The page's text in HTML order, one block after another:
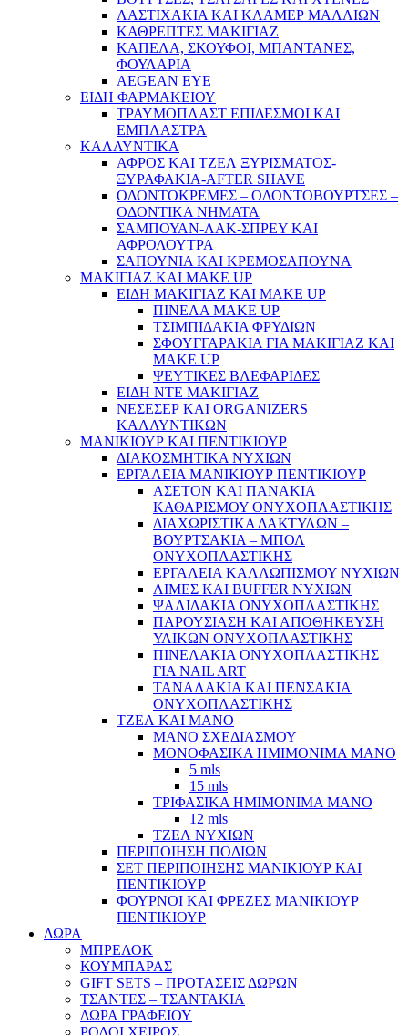
ΛΑΣΤΙΧΑΚΙΑ ΚΑΙ ΚΛΑΜΕΡ ΜΑΛΛΙΩΝ
ΚΑΘΡΕΠΤΕΣ ΜΑΚΙΓΙΑΖ
ΚΑΠΕΛΑ, ΣΚΟΥΦΟΙ, ΜΠΑΝΤΑΝΕΣ,
ΦΟΥΛΑΡΙΑ
AEGEAN EYE
ΕΙΔΗ ΦΑΡΜΑΚΕΙΟΥ
ΤΡΑΥΜΟΠΛΑΣΤ ΕΠΙΔΕΣΜΟΙ ΚΑΙ
ΕΜΠΛΑΣΤΡΑ
ΚΑΛΛΥΝΤΙΚΑ
ΑΦΡΟΣ ΚΑΙ ΤΖΕΛ ΞΥΡΙΣΜΑΤΟΣ-
ΞΥΡΑΦΑΚΙΑ-AFTER SHAVE
ΟΔΟΝΤΟΚΡΕΜΕΣ – ΟΔΟΝΤΟΒΟΥΡΤΣΕΣ –
ΟΔΟΝΤΙΚΑ ΝΗΜΑΤΑ
ΣΑΜΠΟΥΑΝ-ΛΑΚ-ΣΠΡΕΥ ΚΑΙ
ΑΦΡΟΛΟΥΤΡΑ
ΣΑΠΟΥΝΙΑ ΚΑΙ ΚΡΕΜΟΣΑΠΟΥΝΑ
ΜΑΚΙΓΙΑΖ ΚΑΙ MAKE UP
ΕΙΔΗ ΜΑΚΙΓΙΑΖ ΚΑΙ MAKE UP
ΠΙΝΕΛΑ MAKE UP
ΤΣΙΜΠΙΔΑΚΙΑ ΦΡΥΔΙΩΝ
ΣΦΟΥΓΓΑΡΑΚΙΑ ΓΙΑ ΜΑΚΙΓΙΑZ ΚΑΙ
MAKE UP
ΨΕΥΤΙΚΕΣ ΒΛΕΦΑΡΙΔΕΣ
ΕΙΔΗ ΝΤΕ ΜΑΚΙΓΙΑΖ
ΝΕΣΕΣΕΡ ΚΑΙ ORGANIZERS
ΚΑΛΛΥΝΤΙΚΩΝ
ΜΑΝΙΚΙΟΥΡ ΚΑΙ ΠΕΝΤΙΚΙΟΥΡ
ΔΙΑΚΟΣΜΗΤΙΚΑ ΝΥΧΙΩΝ
ΕΡΓΑΛΕΙΑ ΜΑΝΙΚΙΟΥΡ ΠΕΝΤΙΚΙΟΥΡ
ΑΣΕΤΟΝ ΚΑΙ ΠΑΝΑΚΙΑ
ΚΑΘΑΡΙΣΜΟΥ ΟΝΥΧΟΠΛΑΣΤΙΚΗΣ
ΔΙΑΧΩΡΙΣΤΙΚΑ ΔΑΚΤΥΛΩΝ –
ΒΟΥΡΤΣΑΚΙΑ – ΜΠΟΛ
ΟΝΥΧΟΠΛΑΣΤΙΚΗΣ
ΕΡΓΑΛΕΙΑ ΚΑΛΛΩΠΙΣΜΟΥ ΝΥΧΙΩΝ
ΛΙΜΕΣ ΚΑΙ BUFFER ΝΥΧΙΩΝ
ΨΑΛΙΔΑΚΙΑ ΟΝΥΧΟΠΛΑΣΤΙΚΗΣ
ΠΑΡΟΥΣΙΑΣΗ ΚΑΙ ΑΠΟΘΗΚΕΥΣΗ
ΥΛΙΚΩΝ ΟΝΥΧΟΠΛΑΣΤΙΚΗΣ
ΠΙΝΕΛΑΚΙΑ ΟΝΥΧΟΠΛΑΣΤΙΚΗΣ
ΓΙΑ NAIL ART
ΤΑΝΑΛΑΚΙΑ ΚΑΙ ΠΕΝΣΑΚΙΑ
ΟΝΥΧΟΠΛΑΣΤΙΚΗΣ
ΤΖΕΛ ΚΑΙ ΜΑΝΟ
ΜΑΝΟ ΣΧΕΔΙΑΣΜΟΥ
ΜΟΝΟΦΑΣΙΚΑ ΗΜΙΜΟΝΙΜΑ ΜΑΝΟ
5 mls
15 mls
ΤΡΙΦΑΣΙΚΑ ΗΜΙΜΟΝΙΜΑ ΜΑΝΟ
12 mls
ΤΖΕΛ ΝΥΧΙΩΝ
ΠΕΡΙΠΟΙΗΣΗ ΠΟΔΙΩΝ
ΣΕΤ ΠΕΡΙΠΟΙΗΣΗΣ ΜΑΝΙΚΙΟΥΡ ΚΑΙ
ΠΕΝΤΙΚΙΟΥΡ
ΦΟΥΡΝΟΙ ΚΑΙ ΦΡΕΖΕΣ ΜΑΝΙΚΙΟΥΡ
ΠΕΝΤΙΚΙΟΥΡ
ΔΩΡΑ
ΜΠΡΕΛΟΚ
ΚΟΥΜΠΑΡΑΣ
GIFT SETS – ΠΡΟΤΑΣΕΙΣ ΔΩΡΩΝ
ΤΣΑΝΤΕΣ – ΤΣΑΝΤΑΚΙΑ
ΔΩΡΑ ΓΡΑΦΕΙΟΥ